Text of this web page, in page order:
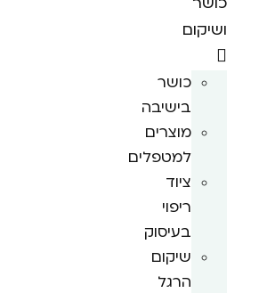
ושיקום
כושר
בישיבה
מוצרים
למטפלים
ציוד
ריפוי
בעיסוק
שיקום
הרגל